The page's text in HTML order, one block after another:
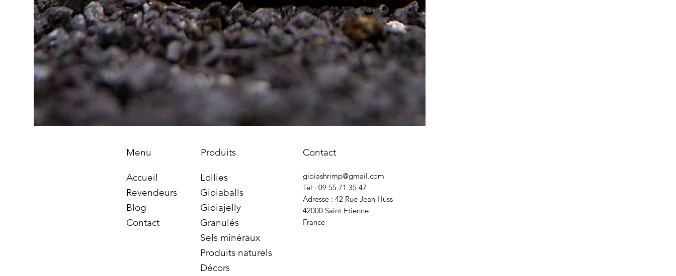
Menu
Accueil
Revendeurs
Blog
Contact
Produits
Lollies
Gioiaballs
Gioiajelly
Granulés
Sels minéraux
Produits naturels
Décors
gioiashrimp@gmail.com
Tel : 09 55 71 35 47
Adresse : 42 Rue Jean Huss
42000 Saint Etienne
France
Contact